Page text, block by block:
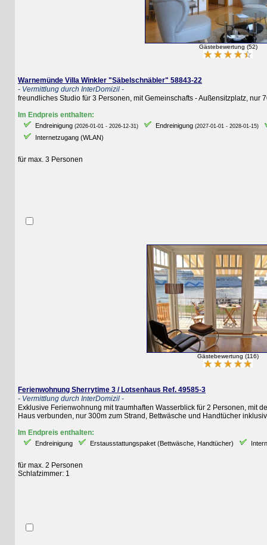
Gästebewertung (52)
Warnemünde Villa Winkler "Säbelschnäbler" 58843-22
- Vermittlung durch InterDomizil -
freundliches Studio für 3 Personen, mit Gemeinschafts - Außensitzplatz, nur
Im Endpreis enthalten:
Endreinigung(2026-01-01 - 2026-12-31) Endreinigung(2027-01-01 - 2028-01-15)
Internetzugang (WLAN)
für max. 3 Personen
Gästebewertung (116)
Ferienwohnung Sherrytime 3 / Lotsenhaus Ref. 49585-3
- Vermittlung durch InterDomizil -
Exklusive Ferienwohnung mit traumhaften Wasserblick für 2 Personen, mit dem
Haus verbunden, nur 300m zum Strand, Bettwäsche und Handtücher inklusive,
Im Endpreis enthalten:
Endreinigung Erstausstattungspaket (Bettwäsche, Handtücher)
für max. 2 Personen
Schlafzimmer: 1